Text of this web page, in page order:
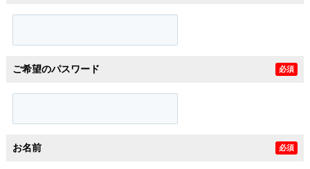
ご希望のパスワード 必須
お名前 必須